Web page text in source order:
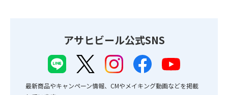
アサヒビール公式SNS
最新商品やキャンペーン情報、CMやメイキング動画などを掲載